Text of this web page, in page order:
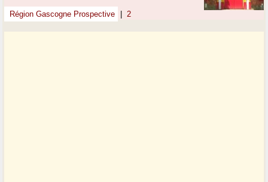
Région Gascogne Prospective 2